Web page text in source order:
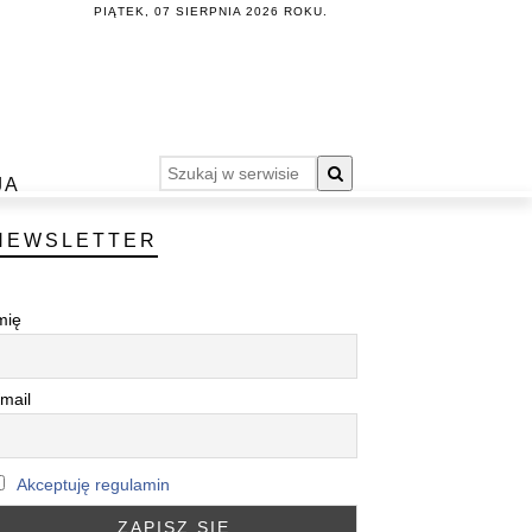
PIĄTEK, 07 SIERPNIA 2026 ROKU.
Akceptuję regulamin